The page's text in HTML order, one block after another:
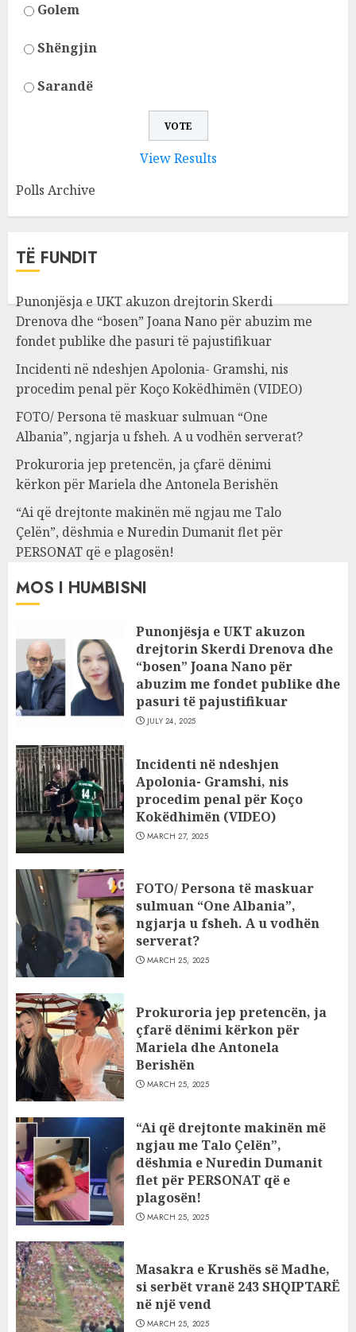
Golem
Shëngjin
Sarandë
View Results
Polls Archive
TË FUNDIT
Punonjësja e UKT akuzon drejtorin Skerdi
Drenova dhe “bosen” Joana Nano për abuzim me
fondet publike dhe pasuri të pajustifikuar
Incidenti në ndeshjen Apolonia- Gramshi, nis
procedim penal për Koço Kokëdhimën (VIDEO)
FOTO/ Persona të maskuar sulmuan “One
Albania”, ngjarja u fsheh. A u vodhën serverat?
Prokuroria jep pretencën, ja çfarë dënimi
kërkon për Mariela dhe Antonela Berishën
“Ai që drejtonte makinën më ngjau me Talo
Çelën”, dëshmia e Nuredin Dumanit flet për
PERSONAT që e plagosën!
MOS I HUMBISNI
Punonjësja e UKT akuzon
drejtorin Skerdi Drenova dhe
“bosen” Joana Nano për
abuzim me fondet publike dhe
pasuri të pajustifikuar
JULY 24, 2025
Incidenti në ndeshjen
Apolonia- Gramshi, nis
procedim penal për Koço
Kokëdhimën (VIDEO)
MARCH 27, 2025
FOTO/ Persona të maskuar
sulmuan “One Albania”,
ngjarja u fsheh. A u vodhën
serverat?
MARCH 25, 2025
Prokuroria jep pretencën, ja
çfarë dënimi kërkon për
Mariela dhe Antonela
Berishën
MARCH 25, 2025
“Ai që drejtonte makinën më
ngjau me Talo Çelën”,
dëshmia e Nuredin Dumanit
flet për PERSONAT që e
plagosën!
MARCH 25, 2025
Masakra e Krushës së Madhe,
si serbët vranë 243 SHQIPTARË
në një vend
MARCH 25, 2025